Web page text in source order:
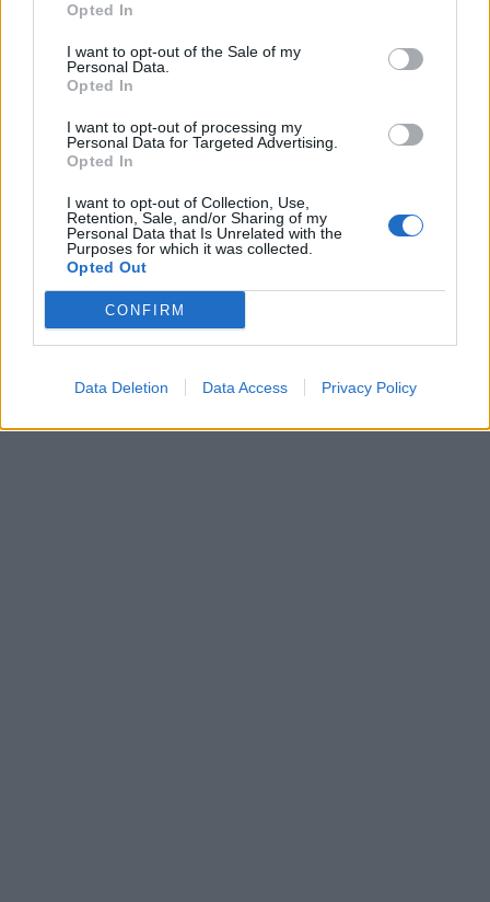
Opted In
I want to opt-out of the Sale of my
Personal Data.
Opted In
I want to opt-out of processing my
Personal Data for Targeted Advertising.
Opted In
I want to opt-out of Collection, Use,
Retention, Sale, and/or Sharing of my
Personal Data that Is Unrelated with the
Purposes for which it was collected.
Opted Out
CONFIRM
Data Deletion Data Access Privacy Policy
In evidenza